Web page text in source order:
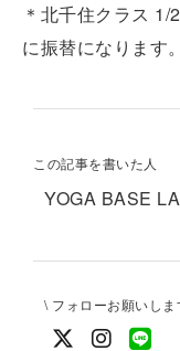
＊北千住クラス
に振替になります。
この記事を書いた人
YOGA BASE
\ フォローお願いしま